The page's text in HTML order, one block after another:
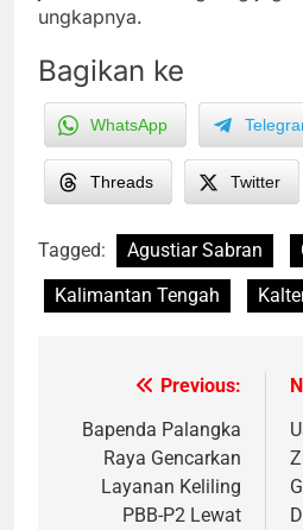
ungkapnya.
Bagikan ke
WhatsApp
Threads Twitter
Tagged: Agustiar Sabran
Kalimantan Tengah
navigation
Previous:
Bapenda Palangka
Raya Gencarkan
Layanan Keliling
PBB-P2 Lewat